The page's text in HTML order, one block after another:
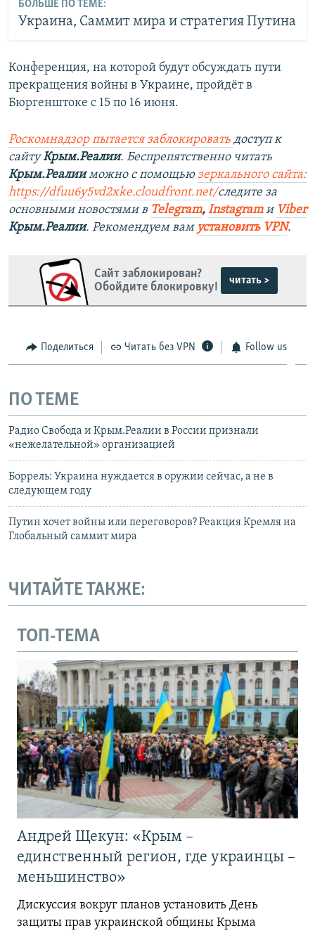
БОЛЬШЕ ПО ТЕМЕ:
Украина, Саммит мира и стратегия Путина
Конференция, на которой будут обсуждать пути
прекращения войны в Украине, пройдёт в
Бюргенштоке с 15 по 16 июня.
Роскомнадзор пытается заблокировать доступ к
сайтуКрым.Реалии. Беспрепятственно читать
Крым.Реалииможно с помощью зеркального сайта:
https://dfuu6y5vd2xke.cloudfront.net/следите за
основными новостями в Telegram, Instagramи Viber
Крым.Реалии. Рекомендуем вам установить VPN.
Сайт заблокирован?
Обойдите блокировку!
читать >
Поделиться Читать без VPN Follow us
ПО ТЕМЕ
Радио Свобода и Крым.Реалии в России признали
«нежелательной» организацией
Боррель: Украина нуждается в оружии сейчас, а не в
следующем году
Путин хочет войны или переговоров? Реакция Кремля на
Глобальный саммит мира
ЧИТАЙТЕ ТАКЖЕ:
ТОП-ТЕМА
Андрей Щекун: «Крым –
единственный регион, где украинцы –
меньшинство»
Дискуссия вокруг планов установить День
защиты прав украинской общины Крыма